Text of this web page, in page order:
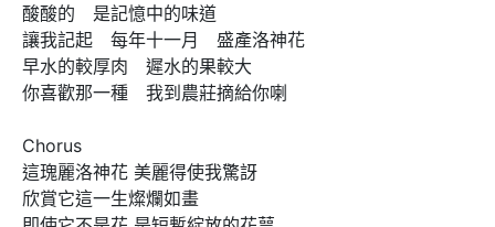
酸酸的　是記憶中的味道
讓我記起　每年十一月　盛產洛神花
早水的較厚肉　遲水的果較大
你喜歡那一種　我到農莊摘給你喇
Chorus
這瑰麗洛神花 美麗得使我驚訝
欣賞它這一生燦爛如畫